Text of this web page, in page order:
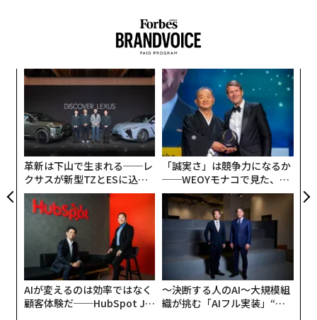
革新は下山で生まれる──レ
クサスが新型TZとESに込め
た「DISCOVER」の哲学
「誠実さ」は競争力になるか
──WEOYモナコで見た、く
ら寿司の経営哲学
AIが変えるのは効率ではなく
顧客体験だ──HubSpot Ja
〜決断する人のAI〜大規模組
織が挑む「AIフル実装」“使